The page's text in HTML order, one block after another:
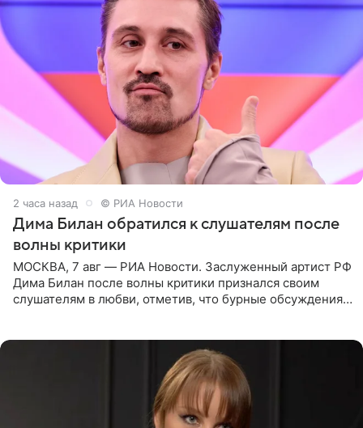
2 часа назад © РИА Новости
Дима Билан обратился к слушателям после
волны критики
МОСКВА, 7 авг — РИА Новости. Заслуженный артист РФ
Дима Билан после волны критики признался своим
слушателям в любви, отметив, что бурные обсуждения